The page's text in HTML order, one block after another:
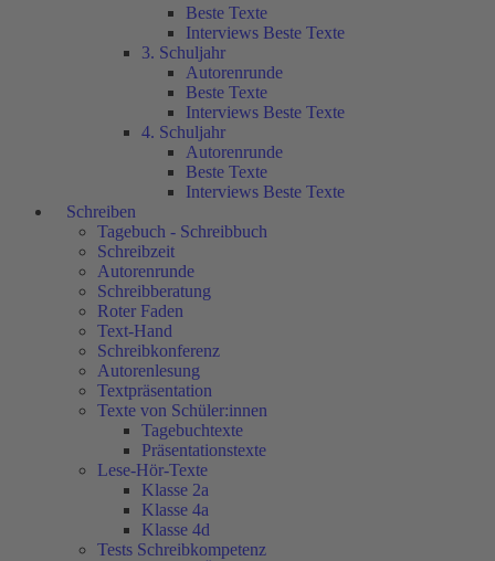
Beste Texte
Interviews Beste Texte
3. Schuljahr
Autorenrunde
Beste Texte
Interviews Beste Texte
4. Schuljahr
Autorenrunde
Beste Texte
Interviews Beste Texte
Schreiben
Tagebuch - Schreibbuch
Schreibzeit
Autorenrunde
Schreibberatung
Roter Faden
Text-Hand
Schreibkonferenz
Autorenlesung
Textpräsentation
Texte von Schüler:innen
Tagebuchtexte
Präsentationstexte
Lese-Hör-Texte
Klasse 2a
Klasse 4a
Klasse 4d
Tests Schreibkompetenz